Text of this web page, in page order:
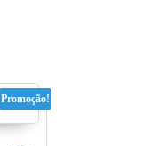
Promoção!